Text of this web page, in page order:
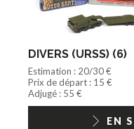
DIVERS (URSS) (6)
Estimation : 20/30 €
Prix de départ : 15 €
Adjugé : 55 €
EN